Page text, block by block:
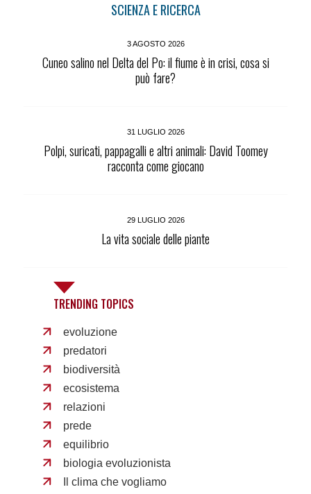
SCIENZA E RICERCA
3 AGOSTO 2026
Cuneo salino nel Delta del Po: il fiume è in crisi, cosa si
può fare?
31 LUGLIO 2026
Polpi, suricati, pappagalli e altri animali: David Toomey
racconta come giocano
29 LUGLIO 2026
La vita sociale delle piante
TRENDING TOPICS
evoluzione
predatori
biodiversità
ecosistema
relazioni
prede
equilibrio
biologia evoluzionista
Il clima che vogliamo